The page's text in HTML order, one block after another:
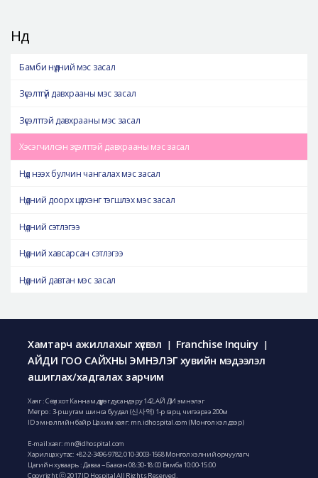
Нүд
Бамби нүдний мэс засал
Зүсэлтгүй давхрааны мэс засал
Зүсэлттэй давхрааны мэс засал
Хэсэгчилсэн зүсэлттэй давхрааны мэс засал
Нүд нээх булчин чангалах мэс засал
Нүдний доорх цүлхэнг тэгшлэх мэс засал
Нүдний сэтлэгээ
Нүдний хавсарсан сэтлэгээ
Нүдний давтан мэс засал
Хамтарч ажиллахыг хүсвэл | Franchise Inquiry |
АЙДИ ГОО САЙХНЫ ЭМНЭЛЭГ хувийн мэдээлэл
ашиглах/хадгалах зарчим
Хаяг : Сөүл хот Каннам дүүрэг дусандэру 142, АЙ ДИ эмнэлэг
Метро : 3-р шугам шинса буудал (신사역) 1-р гарц, чигээрээ 200м
ID эмнэлгийн байр Цахим хаяг: mn.idhospital.com (Монгол хэл дээр)
E-mail хаяг: mn@idhospital.com
Харилцах утас: +82-2-3496-9782,010-3003-1568 Монгол хэлний орчуулагч
Цагийн хуваарь : Даваа ~ Баасан 08:30-18:00 Бямба 10:00-15:00
Copyright ⓒ 2017 ID Hospital All Rights Reserved.